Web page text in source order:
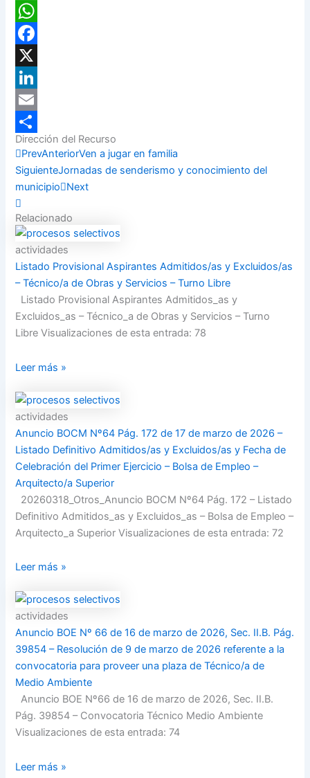
WhatsApp
Facebook
X
LinkedIn
Email
Compartir
Dirección del Recurso
PrevAnteriorVen a jugar en familia
SiguienteJornadas de senderismo y conocimiento del
municipio
Next
Relacionado
actividades
Listado Provisional Aspirantes Admitidos/as y Excluidos/as
– Técnico/a de Obras y Servicios – Turno Libre
Listado Provisional Aspirantes Admitidos_as y
Excluidos_as – Técnico_a de Obras y Servicios – Turno
Libre Visualizaciones de esta entrada: 78
Leer más »
actividades
Anuncio BOCM Nº64 Pág. 172 de 17 de marzo de 2026 –
Listado Definitivo Admitidos/as y Excluidos/as y Fecha de
Celebración del Primer Ejercicio – Bolsa de Empleo –
Arquitecto/a Superior
20260318_Otros_Anuncio BOCM Nº64 Pág. 172 – Listado
Definitivo Admitidos_as y Excluidos_as – Bolsa de Empleo –
Arquitecto_a Superior Visualizaciones de esta entrada: 72
Leer más »
actividades
Anuncio BOE Nº 66 de 16 de marzo de 2026, Sec. II.B. Pág.
39854 – Resolución de 9 de marzo de 2026 referente a la
convocatoria para proveer una plaza de Técnico/a de
Medio Ambiente
Anuncio BOE Nº66 de 16 de marzo de 2026, Sec. II.B.
Pág. 39854 – Convocatoria Técnico Medio Ambiente
Visualizaciones de esta entrada: 74
Leer más »